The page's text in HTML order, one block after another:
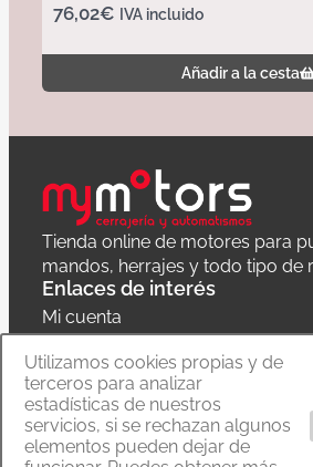
76,02€ IVA incluido
Añadir a la cesta
Tienda online de motores para
mandos, herrajes y todo tipo de
Enlaces de interés
Mi cuenta
Política de privacidad
Carrito
Utilizamos cookies propias y de
terceros para analizar
estadísticas de nuestros
servicios, si se rechazan algunos
elementos pueden dejar de